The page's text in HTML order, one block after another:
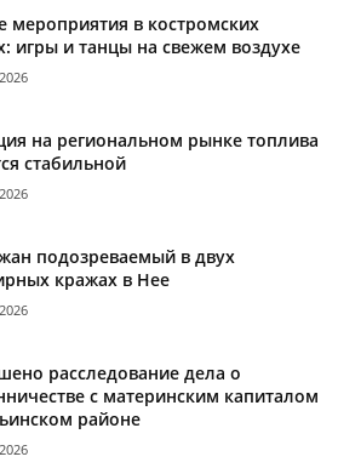
мероприятия в костромских
игры и танцы на свежем воздухе
на региональном рынке топлива
стабильной
подозреваемый в двух
кражах в Нее
расследование дела о
с материнским капиталом
районе